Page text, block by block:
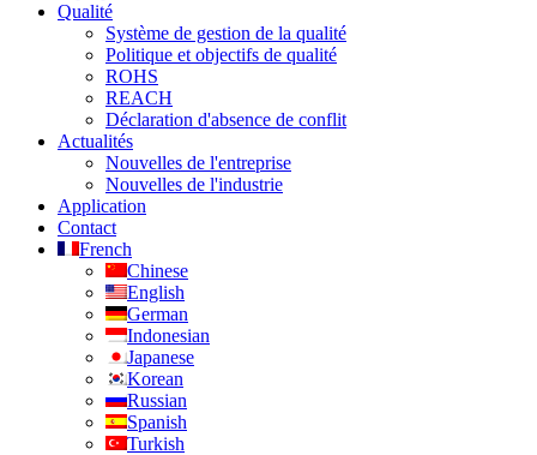
Qualité
Système de gestion de la qualité
Politique et objectifs de qualité
ROHS
REACH
Déclaration d'absence de conflit
Actualités
Nouvelles de l'entreprise
Nouvelles de l'industrie
Application
Contact
French
Chinese
English
German
Indonesian
Japanese
Korean
Russian
Spanish
Turkish